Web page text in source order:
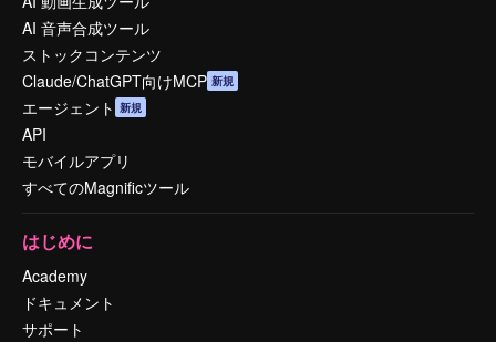
AI 音声合成ツール
ストックコンテンツ
Claude/ChatGPT向けMCP 新規
エージェント 新規
API
モバイルアプリ
すべてのMagnificツール
はじめに
Academy
ドキュメント
サポート